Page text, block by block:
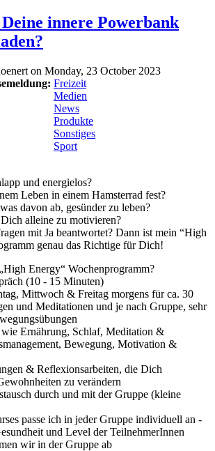
innere Powerbank
on Monday, 23 October 2023
Freizeit
Medien
News
Produkte
Sonstiges
Sport
und energielos?
Leben in einem Hamsterrad fest?
davon ab, gesünder zu leben?
alleine zu motivieren?
mit Ja beantwortet? Dann ist mein “High
genau das Richtige für Dich!
Energy“ Wochenprogramm?
(10 - 15 Minuten)
Mittwoch & Freitag morgens für ca. 30
und Meditationen und je nach Gruppe, sehr
wie Ernährung, Schlaf, Meditation &
Bewegung, Motivation &
& Reflexionsarbeiten, die Dich
zu verändern
durch und mit der Gruppe (kleine
passe ich in jeder Gruppe individuell an -
und Level der TeilnehmerInnen
wir in der Gruppe ab